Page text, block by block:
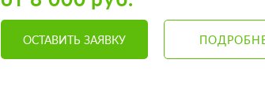
ОСТАВИТЬ ЗАЯВКУ